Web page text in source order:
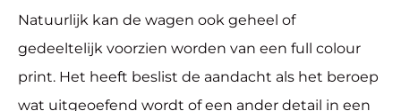
Natuurlijk kan de wagen ook geheel of
gedeeltelijk voorzien worden van een full colour
print. Het heeft beslist de aandacht als het beroep
wat uitgeoefend wordt of een ander detail in een